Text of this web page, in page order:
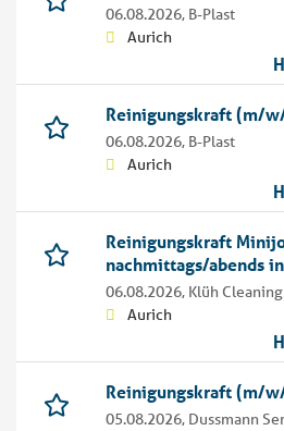
06.08.2026, B-Plast
Aurich
Reinigungskraft (m/
06.08.2026, B-Plast
Aurich
Reinigungskraft
nachmittags/abends
06.08.2026, Klüh
Aurich
Reinigungskraft (m/
05.08.2026, Dussmann